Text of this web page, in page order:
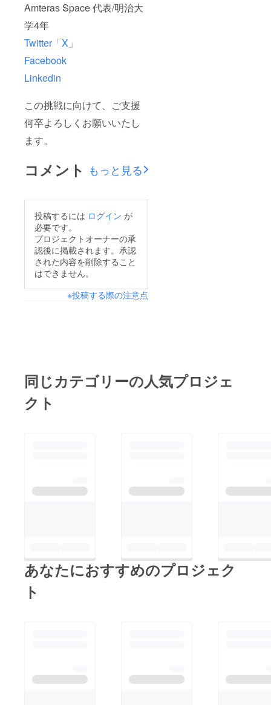
Amteras Space 代表/明治大
学4年
Twitter「X」
Facebook
Linkedin
この挑戦に向けて、ご支援
何卒よろしくお願いいたし
ます。
コメント もっと見る
投稿するには ログイン が
必要です。
プロジェクトオーナーの承
認後に掲載されます。承認
された内容を削除すること
はできません。
※投稿する際の注意点
同じカテゴリーの人気プロジェ
クト
あなたにおすすめのプロジェク
ト